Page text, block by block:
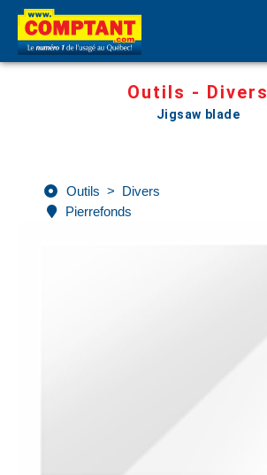
Outils - Divers
Jigsaw blade
Outils > Divers
Pierrefonds